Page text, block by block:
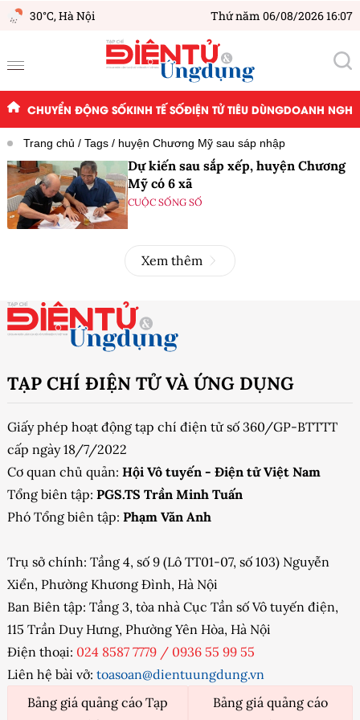
30°C,Hà Nội Thứ năm 06/08/2026 16:07
CHUYỂN ĐỘNG SỐKINH TẾ SỐĐIỆN TỬ TIÊU DÙNGDOANH
Trang chủ Tags huyện Chương Mỹ sau sáp nhập
Dự kiến sau sắp xếp, huyện Chương
Mỹ có 6 xã
CUỘC SỐNG SỐ
Xem thêm
TẠP CHÍ ĐIỆN TỬ VÀ ỨNG DỤNG
Giấy phép hoạt động tạp chí điện tử số 360/GP-BTTTT
cấp ngày 18/7/2022
Cơ quan chủ quản: Hội Vô tuyến - Điện tử Việt Nam
Tổng biên tập: PGS.TS Trần Minh Tuấn
Phó Tổng biên tập: Phạm Văn Anh
Trụ sở chính: Tầng 4, số 9 (Lô TT01-07, số 103) Nguyễn
Xiển, Phường Khương Đình, Hà Nội
Ban Biên tập: Tầng 3, tòa nhà Cục Tần số Vô tuyến điện,
115 Trần Duy Hưng, Phường Yên Hòa, Hà Nội
Điện thoại: 024 8587 7779 / 0936 55 99 55
Liên hệ bài vở: toasoan@dientuungdung.vn
Bảng giá quảng cáo Tạp
Bảng giá quảng cáo